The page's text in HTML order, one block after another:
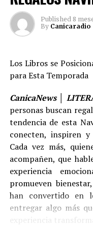
en el país desde la
literarios: un
Festival
Además de su apego
todas las familias
reafirma como
dispuesto a trabajar
de superar barreras
Cabe resaltar que, el
fue el invitado de
Vivas Vibra Urabá,
municipio de
río Atrato que ha
camino más
Published 8
By Canicaradio
Los Libros se
para Esta Temporada
CanicaNews │
personas buscan
tendencia de esta
conecten, inspiren
Cada vez más,
acompañen, que
experiencia
promueven
han convertido en
entregar algo más
experiencia